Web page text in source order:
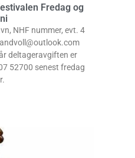
Fredag og
NHF nummer, evt. 4
deltageravgiften er
52700 senest fredag